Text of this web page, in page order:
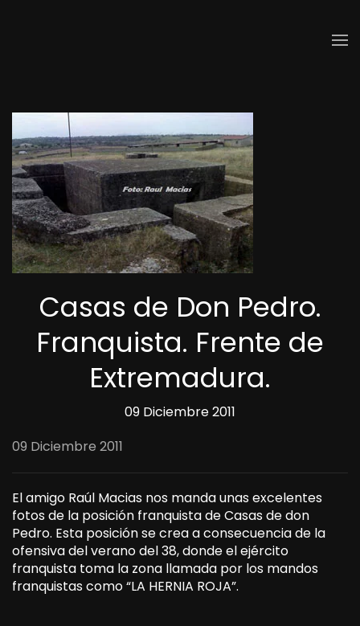
Casas de Don Pedro.
Franquista. Frente de
Extremadura.
09 Diciembre 2011
09 Diciembre 2011
El amigo Raúl Macias nos manda unas excelentes
fotos de la posición franquista de Casas de don
Pedro. Esta posición se crea a consecuencia de la
ofensiva del verano del 38, donde el ejército
franquista toma la zona llamada por los mandos
franquistas como “LA HERNIA ROJA”.